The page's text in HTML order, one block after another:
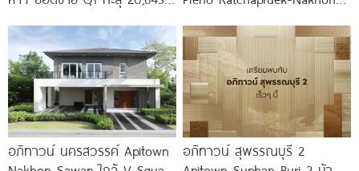
เมืองนนทบุรี
อภิทาวน์ นครสวรรค์ Apitown
อภิทาวน์ สุพรรณบุรี 2